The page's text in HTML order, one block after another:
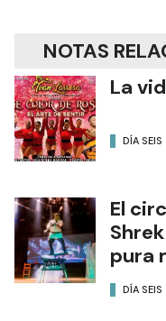
NOTAS
La
DÍA SEIS
El
pura
DÍA SEIS